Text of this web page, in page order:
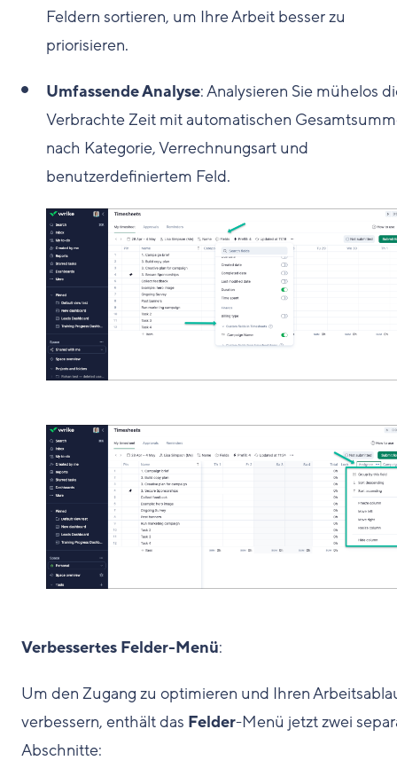
Feldern sortieren, um Ihre Arbeit besser zu
priorisieren.
Umfassende Analyse: Analysieren Sie mühelos
Verbrachte Zeit mit automatischen
nach Kategorie, Verrechnungsart und
benutzerdefiniertem Feld.
Verbessertes Felder-Menü:
Um den Zugang zu optimieren und Ihren
verbessern, enthält das Felder-Menü jetzt zwei
Abschnitte: